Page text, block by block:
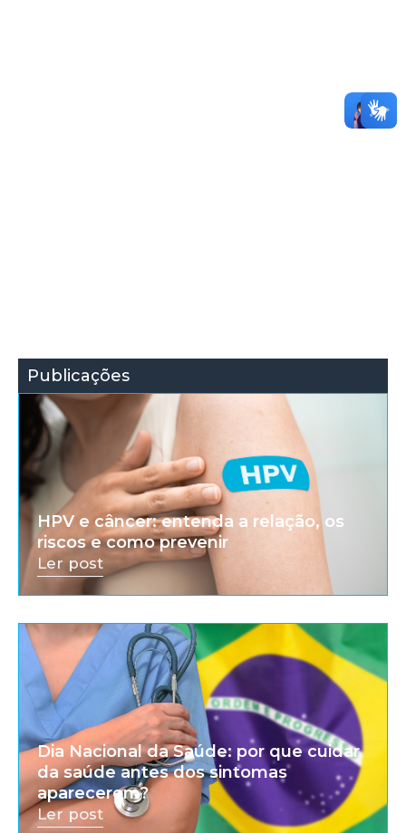
Publicações
HPV e câncer: entenda a relação, os
riscos e como prevenir
Ler post
Dia Nacional da Saúde: por que cuidar
da saúde antes dos sintomas
aparecerem?
Ler post